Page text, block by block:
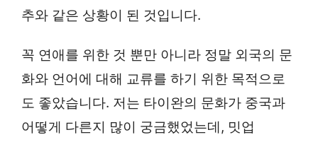
추와 같은 상황이 된 것입니다.
꼭 연애를 위한 것 뿐만 아니라 정말 외국의 문
화와 언어에 대해 교류를 하기 위한 목적으로
도 좋았습니다. 저는 타이완의 문화가 중국과
어떻게 다른지 많이 궁금했었는데, 밋업